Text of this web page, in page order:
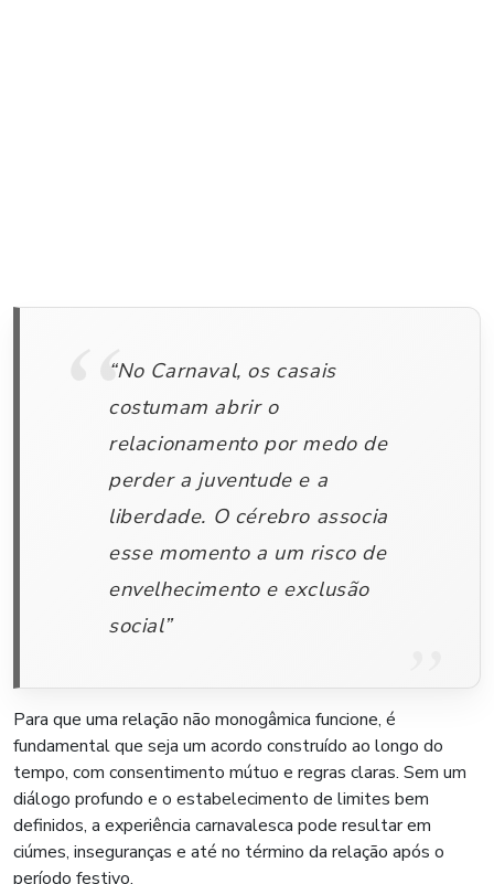
“No Carnaval, os casais
costumam abrir o
relacionamento por medo de
perder a juventude e a
liberdade. O cérebro associa
esse momento a um risco de
envelhecimento e exclusão
social”
Para que uma relação não monogâmica funcione, é
fundamental que seja um acordo construído ao longo do
tempo, com consentimento mútuo e regras claras. Sem um
diálogo profundo e o estabelecimento de limites bem
definidos, a experiência carnavalesca pode resultar em
ciúmes, inseguranças e até no término da relação após o
período festivo.